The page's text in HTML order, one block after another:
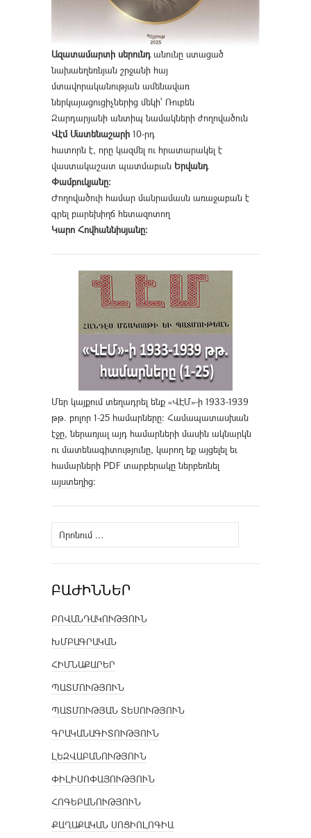
Ազատամարտի սերունդանունը ստացած
նախաեղեռնյան շրջանի հայ
մտավորականության ամենավառ
ներկայացուցիչներից մեկի՝ Ռուբեն
Զարդարյանի անտիպ նամակների ժողովածուն
Վէմ Մատենաշարի 10-րդ
հատորն է, որը կազմել ու հրատարակել է
վաստակաշատ պատմաբան Երվանդ
Փամբուկյանը։
Ժողովածուի համար մանրամասն առաջաբան է
գրել բարեխիղճ հետազոտող
Կարո Հովհաննիսյանը։
Մեր կայքում տեղադրել ենք «ՎԷՄ»-ի 1933-1939
թթ. բոլոր 1-25 համարները։ Համապատասխան
էջը, ներառյալ այդ համարների մասին ակնարկն
ու մատենագիտությունը, կարող եք այցելել եւ
համարների PDF տարբերակը ներբեռնել
այստեղից։
Որոնել՝
ԲԱԺԻՆՆԵՐ
ԲՈՎԱՆԴԱԿՈՒԹՅՈՒՆ
ԽՄԲԱԳՐԱԿԱՆ
ՀԻՄՆԱՔԱՐԵՐ
ՊԱՏՄՈՒԹՅՈՒՆ
ՊԱՏՄՈՒԹՅԱՆ ՏԵՍՈՒԹՅՈՒՆ
ԳՐԱԿԱՆԱԳԻՏՈՒԹՅՈՒՆ
ԼԵԶՎԱԲԱՆՈՒԹՅՈՒՆ
ՓԻԼԻՍՈՓԱՅՈՒԹՅՈՒՆ
ՀՈԳԵԲԱՆՈՒԹՅՈՒՆ
ՔԱՂԱՔԱԿԱՆ ՍՈՑԻՈԼՈԳԻԱ